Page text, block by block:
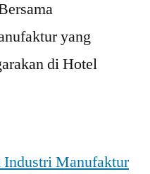
yang
di Hotel
Manufaktur